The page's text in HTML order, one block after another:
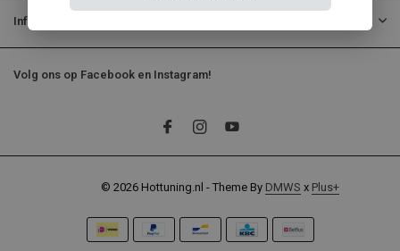
Informatie
Volg ons op Facebook en Instagram!
© 2026 Hottuning.nl - Theme By DMWS x Plus+